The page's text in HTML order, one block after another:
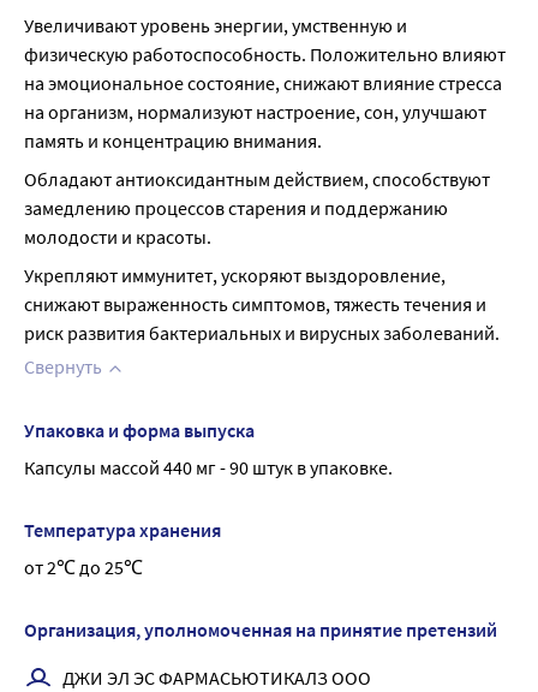
Увеличивают уровень энергии, умственную и
физическую работоспособность. Положительно влияют
на эмоциональное состояние, снижают влияние стресса
на организм, нормализуют настроение, сон, улучшают
память и концентрацию внимания.
Обладают антиоксидантным действием, способствуют
замедлению процессов старения и поддержанию
молодости и красоты.
Укрепляют иммунитет, ускоряют выздоровление,
снижают выраженность симптомов, тяжесть течения и
риск развития бактериальных и вирусных заболеваний.
Свернуть
Упаковка и форма выпуска
Капсулы массой 440 мг - 90 штук в упаковке.
Температура хранения
от 2℃ до 25℃
Организация, уполномоченная на принятие претензий
ДЖИ ЭЛ ЭС ФАРМАСЬЮТИКАЛЗ ООО